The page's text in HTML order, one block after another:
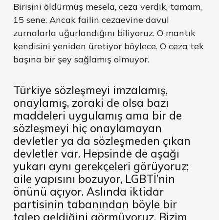
Birisini öldürmüş mesela, ceza verdik, tamam,
15 sene. Ancak failin cezaevine davul
zurnalarla uğurlandığını biliyoruz. O mantık
kendisini yeniden üretiyor böylece. O ceza tek
başına bir şey sağlamış olmuyor.
Türkiye sözleşmeyi imzalamış,
onaylamış, zoraki de olsa bazı
maddeleri uygulamış ama bir de
sözleşmeyi hiç onaylamayan
devletler ya da sözleşmeden çıkan
devletler var. Hepsinde de aşağı
yukarı aynı gerekçeleri görüyoruz;
aile yapısını bozuyor, LGBTİ’nin
önünü açıyor. Aslında iktidar
partisinin tabanından böyle bir
talep geldiğini görmüyoruz. Bizim